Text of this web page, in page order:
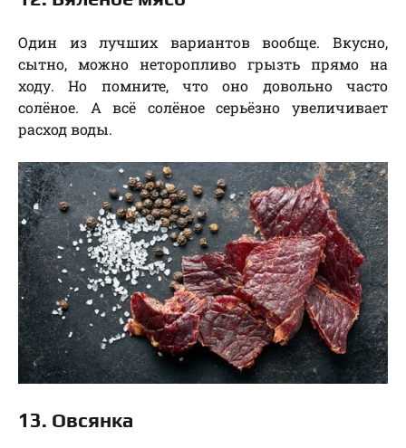
Один из лучших вариантов вообще. Вкусно,
сытно, можно неторопливо грызть прямо на
ходу. Но помните, что оно довольно часто
солёное. А всё солёное серьёзно увеличивает
расход воды.
13. Овсянка